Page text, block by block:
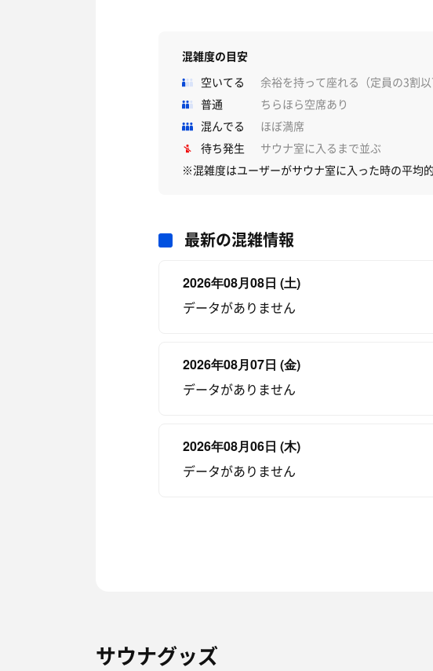
混雑度の目安
空いてる
余裕を持って座れる（定員の3割以
普通
ちらほら空席あり
混んでる
ほぼ満席
待ち発生
サウナ室に入るまで並ぶ
※混雑度はユーザーがサウナ室に入った時の平均
最新の混雑情報
2026年08月08日 (土)
データがありません
2026年08月07日 (金)
データがありません
2026年08月06日 (木)
データがありません
サウナグッズ